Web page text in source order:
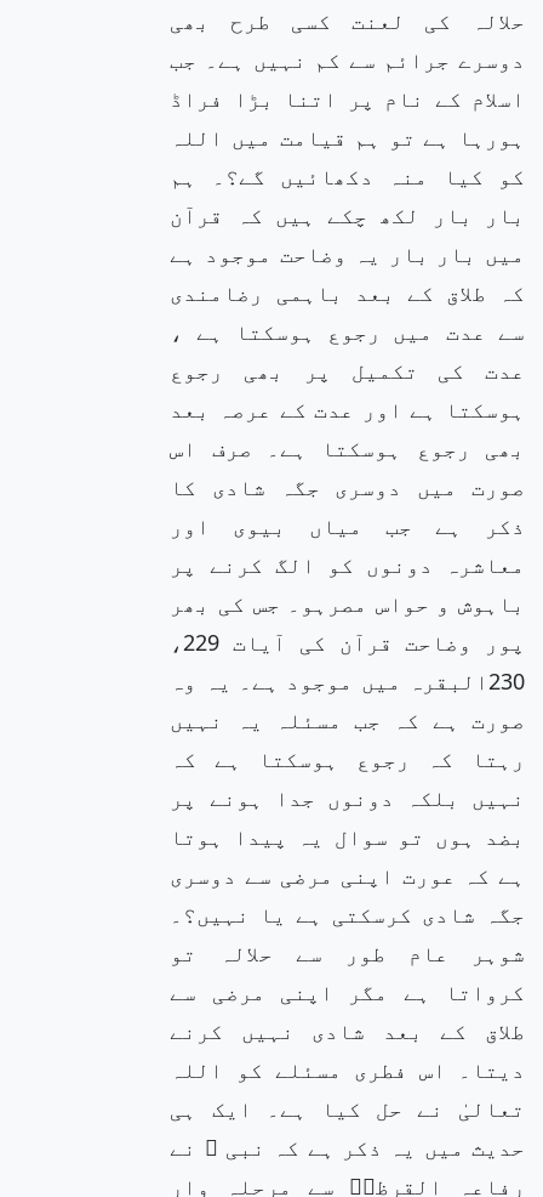
حلالہ کی لعنت کسی طرح بھی
دوسرے جرائم سے کم نہیں ہے۔ جب
اسلام کے نام پر اتنا بڑا فراڈ
ہورہا ہے تو ہم قیامت میں اللہ
کو کیا منہ دکھائیں گے؟۔ ہم
بار بار لکھ چکے ہیں کہ قرآن
میں بار بار یہ وضاحت موجود ہے
کہ طلاق کے بعد باہمی رضامندی
سے عدت میں رجوع ہوسکتا ہے ،
عدت کی تکمیل پر بھی رجوع
ہوسکتا ہے اور عدت کے عرصہ بعد
بھی رجوع ہوسکتا ہے۔ صرف اس
صورت میں دوسری جگہ شادی کا
ذکر ہے جب میاں بیوی اور
معاشرہ دونوں کو الگ کرنے پر
باہوش و حواس مصرہو۔ جس کی بھر
پور وضاحت قرآن کی آیات 229،
230البقرہ میں موجود ہے۔ یہ وہ
صورت ہے کہ جب مسئلہ یہ نہیں
رہتا کہ رجوع ہوسکتا ہے کہ
نہیں بلکہ دونوں جدا ہونے پر
بضد ہوں تو سوال یہ پیدا ہوتا
ہے کہ عورت اپنی مرضی سے دوسری
جگہ شادی کرسکتی ہے یا نہیں؟۔
شوہر عام طور سے حلالہ تو
کرواتا ہے مگر اپنی مرضی سے
طلاق کے بعد شادی نہیں کرنے
دیتا۔ اس فطری مسئلے کو اللہ
تعالیٰ نے حل کیا ہے۔ ایک ہی
حدیث میں یہ ذکر ہے کہ نبی ﷺ نے
رفاعہ القرظیؓ سے مرحلہ وار